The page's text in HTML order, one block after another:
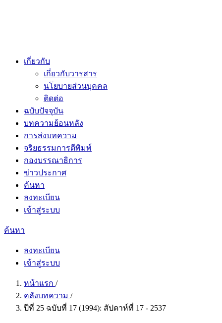
เกี่ยวกับ
เกี่ยวกับวารสาร
นโยบายส่วนบุคคล
ติดต่อ
ฉบับปัจจุบัน
บทความย้อนหลัง
การส่งบทความ
จริยธรรมการตีพิมพ์
กองบรรณาธิการ
ข่าวประกาศ
ค้นหา
ลงทะเบียน
เข้าสู่ระบบ
ค้นหา
ลงทะเบียน
เข้าสู่ระบบ
หน้าแรก /
คลังบทความ /
ปีที่ 25 ฉบับที่ 17 (1994): สัปดาห์ที่ 17 - 2537